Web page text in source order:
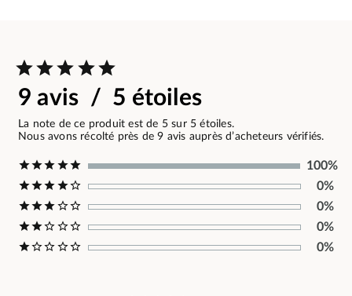
9 avis / 5 étoiles
La note de ce produit est de 5 sur 5 étoiles.
Nous avons récolté près de 9 avis auprès d’acheteurs vérifiés.
100%
0%
0%
0%
0%